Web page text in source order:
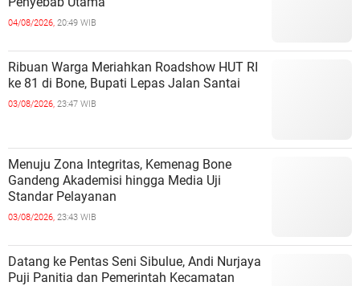
04/08/2026, 20:49 WIB
Ribuan Warga Meriahkan Roadshow HUT RI
ke 81 di Bone, Bupati Lepas Jalan Santai
03/08/2026, 23:47 WIB
Menuju Zona Integritas, Kemenag Bone
Gandeng Akademisi hingga Media Uji
Standar Pelayanan
03/08/2026, 23:43 WIB
Datang ke Pentas Seni Sibulue, Andi Nurjaya
Puji Panitia dan Pemerintah Kecamatan